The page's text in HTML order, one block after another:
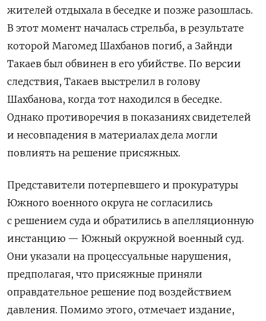
жителей отдыхала в беседке и позже разошлась.
В этот момент началась стрельба, в результате
которой Магомед Шахбанов погиб, а Зайнди
Такаев был обвинен в его убийстве. По версии
следствия, Такаев выстрелил в голову
Шахбанова, когда тот находился в беседке.
Однако противоречия в показаниях свидетелей
и несовпадения в материалах дела могли
повлиять на решение присяжных.
Представители потерпевшего и прокуратуры
Южного военного округа не согласились
с решением суда и обратились в апелляционную
инстанцию — Южный окружной военный суд.
Они указали на процессуальные нарушения,
предполагая, что присяжные приняли
оправдательное решение под воздействием
давления. Помимо этого, отмечает издание,